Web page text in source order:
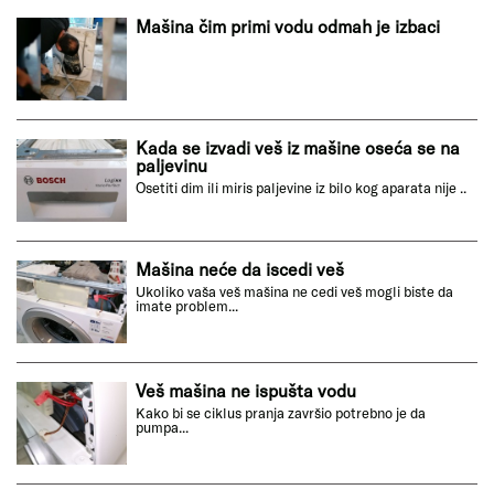
Mašina čim primi vodu odmah je izbaci
Kada se izvadi veš iz mašine oseća se na
paljevinu
Osetiti dim ili miris paljevine iz bilo kog aparata nije ..
Mašina neće da iscedi veš
Ukoliko vaša veš mašina ne cedi veš mogli biste da
imate problem...
Veš mašina ne ispušta vodu
Kako bi se ciklus pranja završio potrebno je da
pumpa...